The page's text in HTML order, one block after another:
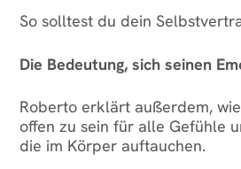
So solltest du dein
Die Bedeutung, sich seinen
Roberto erklärt außerdem,
offen zu sein für alle Gefühle
die im Körper auftauchen.